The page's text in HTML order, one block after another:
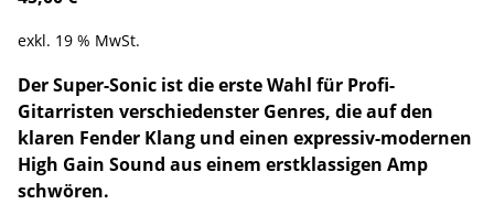
exkl. 19 % MwSt.
Der Super-Sonic ist die erste Wahl für Profi-
Gitarristen verschiedenster Genres, die auf den
klaren Fender Klang und einen expressiv-modernen
High Gain Sound aus einem erstklassigen Amp
schwören.